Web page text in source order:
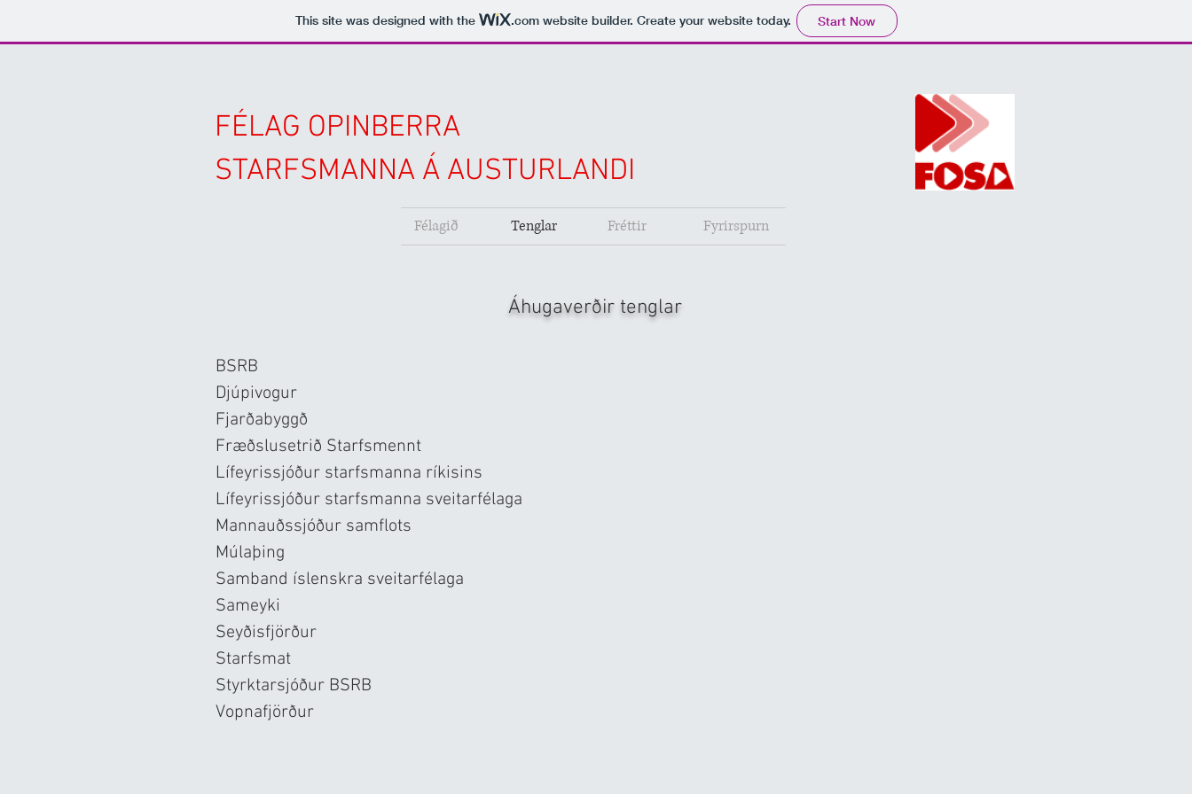
This site was designed with the .comwebsite builder. Create your website today. Start Now
FÉLAG OPINBERRA
STARFSMANNA Á AUSTURLANDI
Félagið Tenglar Fréttir Fyrirspurn
BSRB
Djúpivogur
Fjarðabyggð
Fræðslusetrið Starfsmennt
Lífeyrissjóður starfsmanna ríkisins
Lífeyrissjóður starfsmanna sveitarfélaga
Mannauðssjóður samflots
Múlaþing
Samband íslenskra sveitarfélaga
Sameyki
Seyðisfjörður
Starfsmat
Styrktarsjóður BSRB
Vopnafjörður
Áhugaverðir tenglar